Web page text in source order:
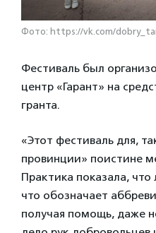
Фото: https://vk.com/
Фестиваль был
центр «Гарант» на
гранта.
«Этот фестиваль для,
провинции» поистине
Практика показала,
что обозначает
получая помощь, даже